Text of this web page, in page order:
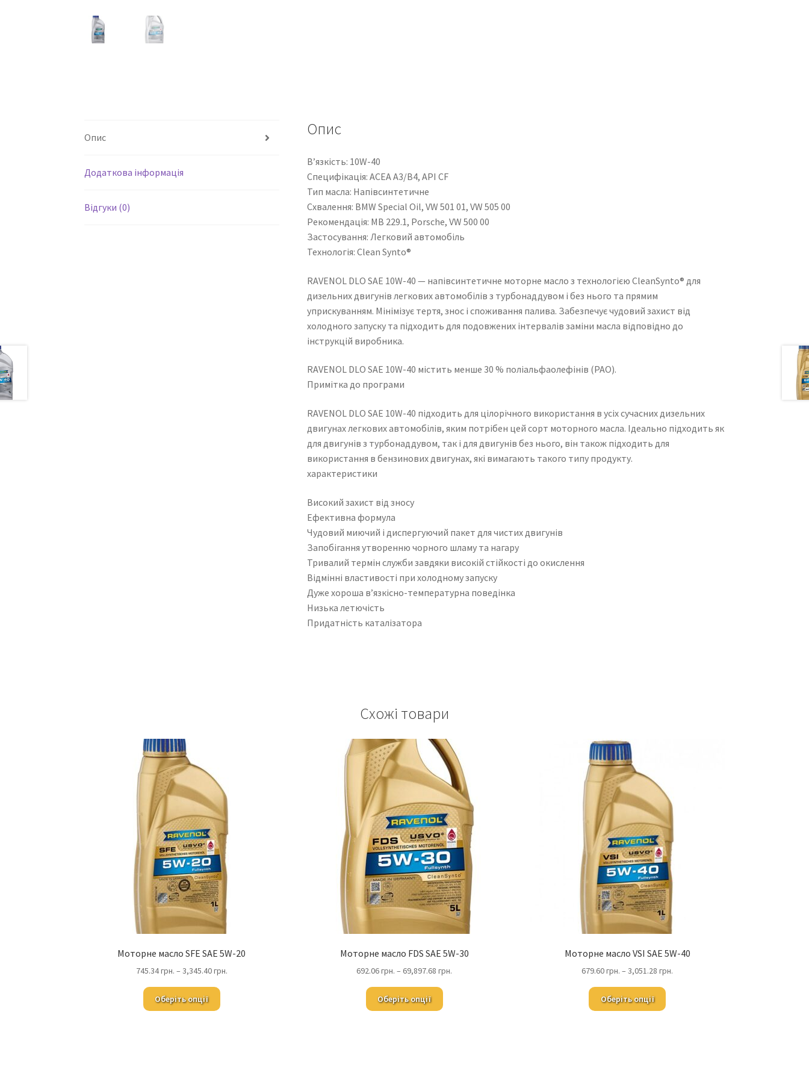
Опис
Додаткова інформація
Відгуки (0)
Опис
В’язкість: 10W-40
Специфікація: ACEA A3/B4, API CF
Тип масла: Напівсинтетичне
Схвалення: BMW Special Oil, VW 501 01, VW 505 00
Рекомендація: MB 229.1, Porsche, VW 500 00
Застосування: Легковий автомобіль
Технологія: Clean Synto®
RAVENOL DLO SAE 10W-40 — напівсинтетичне моторне масло з технологією CleanSynto® для
дизельних двигунів легкових автомобілів з турбонаддувом і без нього та прямим
уприскуванням. Мінімізує тертя, знос і споживання палива. Забезпечує чудовий захист від
холодного запуску та підходить для подовжених інтервалів заміни масла відповідно до
інструкцій виробника.
RAVENOL DLO SAE 10W-40 містить менше 30 % поліальфаолефінів (PAO).
Примітка до програми
RAVENOL DLO SAE 10W-40 підходить для цілорічного використання в усіх сучасних дизельних
двигунах легкових автомобілів, яким потрібен цей сорт моторного масла. Ідеально підходить як
для двигунів з турбонаддувом, так і для двигунів без нього, він також підходить для
використання в бензинових двигунах, які вимагають такого типу продукту.
характеристики
Високий захист від зносу
Ефективна формула
Чудовий миючий і диспергуючий пакет для чистих двигунів
Запобігання утворенню чорного шламу та нагару
Тривалий термін служби завдяки високій стійкості до окислення
Відмінні властивості при холодному запуску
Дуже хороша в’язкісно-температурна поведінка
Низька летючість
Придатність каталізатора
Схожі товари
Моторне масло SFE SAE 5W-20
745.34грн. – 3,345.40грн.
Оберіть опції
Моторне масло FDS SAE 5W-30
692.06грн. – 69,897.68грн.
Оберіть опції
Моторне масло VSI SAE 5W-40
679.60грн. –3,051.28грн.
Оберіть опції